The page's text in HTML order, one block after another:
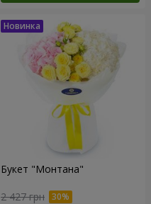
Букет "Монтана"
2 427 грн